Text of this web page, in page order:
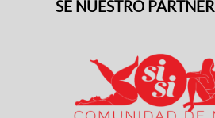
SE NUESTRO PARTNER